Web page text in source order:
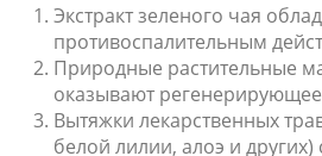
Экстракт зеленого чая
противоспалительным
Природные растительные
оказывают регенерирующее
Вытяжки лекарственных
белой лилии, алоэ и